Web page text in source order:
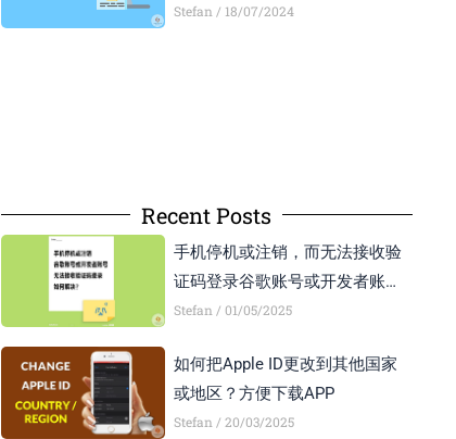
Stefan 18/07/2024
Recent Posts
手机停机或注销，而无法接收验
证码登录谷歌账号或开发者账号
怎么办？
Stefan 01/05/2025
如何把Apple ID更改到其他国家
或地区？方便下载APP
Stefan 20/03/2025